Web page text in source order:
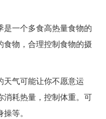
一个多食高热量食物的
食物，合理控制食物的摄
气可能让你不愿意运
消耗热量，控制体重。可
等。